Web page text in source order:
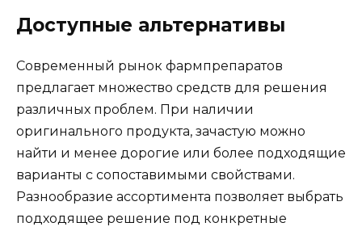
Доступные альтернативы
Современный рынок фармпрепаратов
предлагает множество средств для решения
различных проблем. При наличии
оригинального продукта, зачастую можно
найти и менее дорогие или более подходящие
варианты с сопоставимыми свойствами.
Разнообразие ассортимента позволяет выбрать
подходящее решение под конкретные